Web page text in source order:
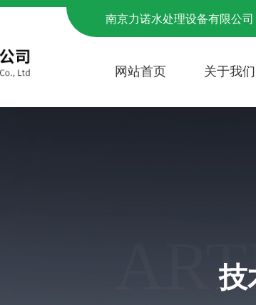
南京力诺水处理设备有限公司
网站首页 关于我们
技